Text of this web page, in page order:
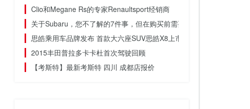
Clio和Megane Rs的专家Renaultsport经销商
关于Subaru，您不了解的7件事，但在购买前需要知道
思皓乘用车品牌发布 首款大六座SUV思皓X8上市
2015丰田普拉多卡卡杜首次驾驶回顾
【考斯特】最新考斯特 四川 成都店报价